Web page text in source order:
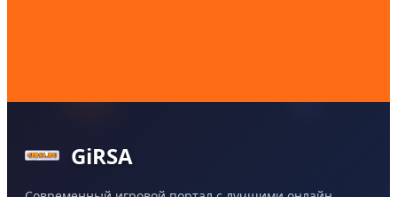
GiRSA